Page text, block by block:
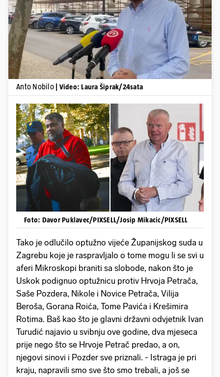
Pokretanje videa...
Anto Nobilo | Video: Laura Šiprak/24sata
Foto: Davor Puklavec/PIXSELL/Josip Mikacic/PIXSELL
Tako je odlučilo optužno vijeće Županijskog suda u
Zagrebu koje je raspravljalo o tome mogu li se svi u
aferi Mikroskopi braniti sa slobode, nakon što je
Uskok podignuo optužnicu protiv Hrvoja Petrača,
Saše Pozdera, Nikole i Novice Petrača, Vilija
Beroša, Gorana Roića, Tome Pavića i Krešimira
Rotima. Baš kao što je glavni državni odvjetnik Ivan
Turudić najavio u svibnju ove godine, dva mjeseca
prije nego što se Hrvoje Petrač predao, a on,
njegovi sinovi i Pozder sve priznali. - Istraga je pri
kraju, napravili smo sve što smo trebali, a još se